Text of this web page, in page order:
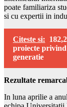
poate familiariza
si cu expertii in
Citeste si:
proiecte
generatie
Rezultate
In luna aprilie a